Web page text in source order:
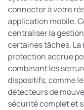
connecter à votre
application mobile.
centraliser la
certaines tâches. La
protection accrue
combinant les
dispositifs, comme
détecteurs de
sécurité complet et